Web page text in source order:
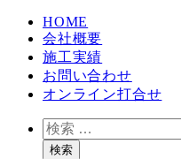
HOME
会社概要
施工実績
お問い合わせ
オンライン打合せ
検
索検索